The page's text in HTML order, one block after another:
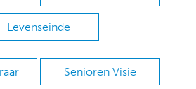
Levenseinde
Senioren Visie